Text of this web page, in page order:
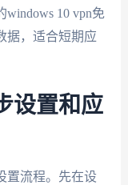
10 vpn免
据，适合短期应
设置和应
置流程。先在设